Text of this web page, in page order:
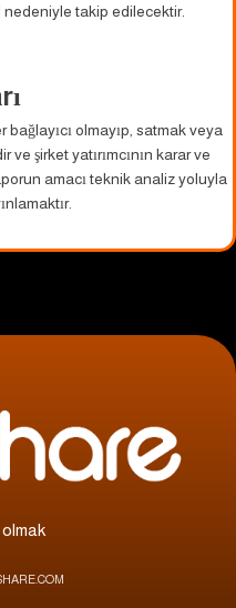
nedeniyle takip edilecektir.
olmayıp, satmak veya
şirket yatırımcının karar ve
amacı teknik analiz yoluyla